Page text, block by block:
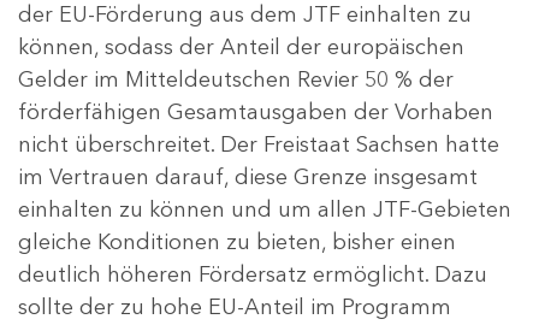
der EU-Förderung aus dem JTF einhalten zu
können, sodass der Anteil der europäischen
Gelder im Mitteldeutschen Revier 50 % der
förderfähigen Gesamtausgaben der Vorhaben
nicht überschreitet. Der Freistaat Sachsen hatte
im Vertrauen darauf, diese Grenze insgesamt
einhalten zu können und um allen JTF-Gebieten
gleiche Konditionen zu bieten, bisher einen
deutlich höheren Fördersatz ermöglicht. Dazu
sollte der zu hohe EU-Anteil im Programm